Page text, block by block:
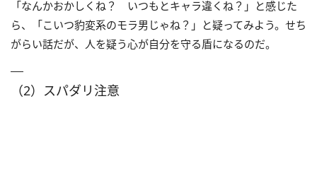
「なんかおかしくね？ いつもとキャラ違くね？」と感じた
ら、「こいつ豹変系のモラ男じゃね？」と疑ってみよう。せち
がらい話だが、人を疑う心が自分を守る盾になるのだ。
（2）スパダリ注意